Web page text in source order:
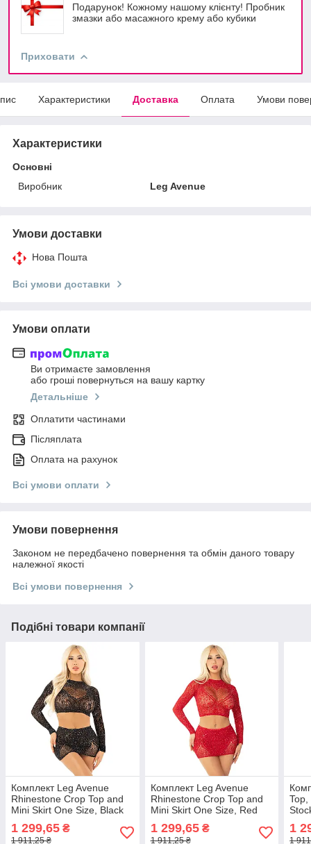
Подарунок! Кожному нашому клієнту! Пробник
змазки або масажного крему або кубики
Приховати
Характеристики Доставка Оплата Умови
Характеристики
Основні
Виробник
Leg Avenue
Умови доставки
Нова Пошта
Всі умови доставки
Умови оплати
Ви отримаєте замовлення
або гроші повернуться на вашу картку
Детальніше
Оплатити частинами
Післяплата
Оплата на рахунок
Всі умови оплати
Умови повернення
Законом не передбачено повернення та обмін даного товару
належної якості
Всі умови повернення
Подібні товари компанії
Комплект Leg Avenue
Rhinestone Crop Top and
Mini Skirt One Size, Black
1 299,65 ₴
1 911,25 ₴
Комплект Leg Avenue
Rhinestone Crop Top and
Mini Skirt One Size, Red
1 299,65₴
1 911,25 ₴
1
1